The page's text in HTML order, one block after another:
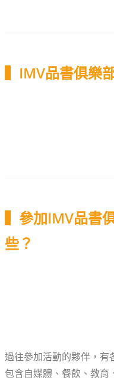
▍IMV品書俱樂
▍參加IMV品書
些？
過往參加活動的夥伴，有
包含自媒體、餐飲、教育